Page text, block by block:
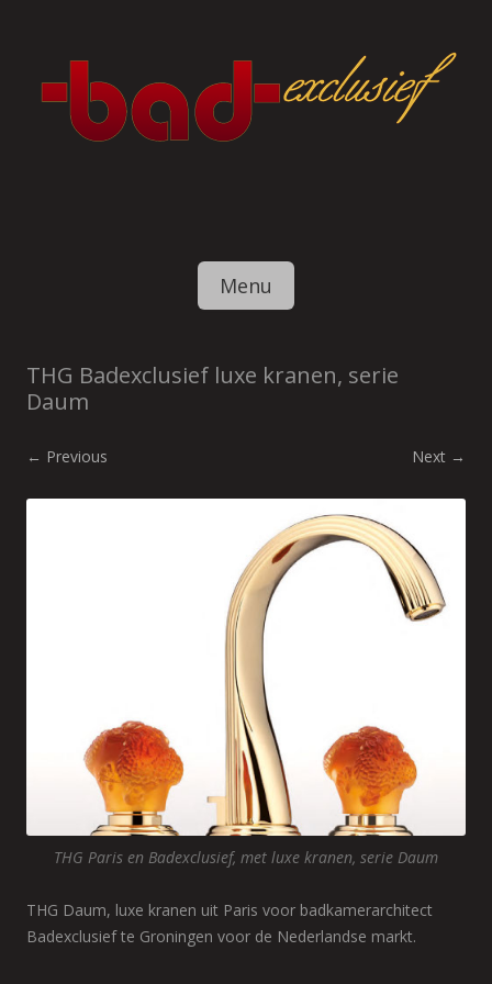
Menu
THG Badexclusief luxe kranen, serie
Daum
← Previous Next →
THG Paris en Badexclusief, met luxe kranen, serie Daum
THG Daum, luxe kranen uit Paris voor badkamerarchitect
Badexclusief te Groningen voor de Nederlandse markt.